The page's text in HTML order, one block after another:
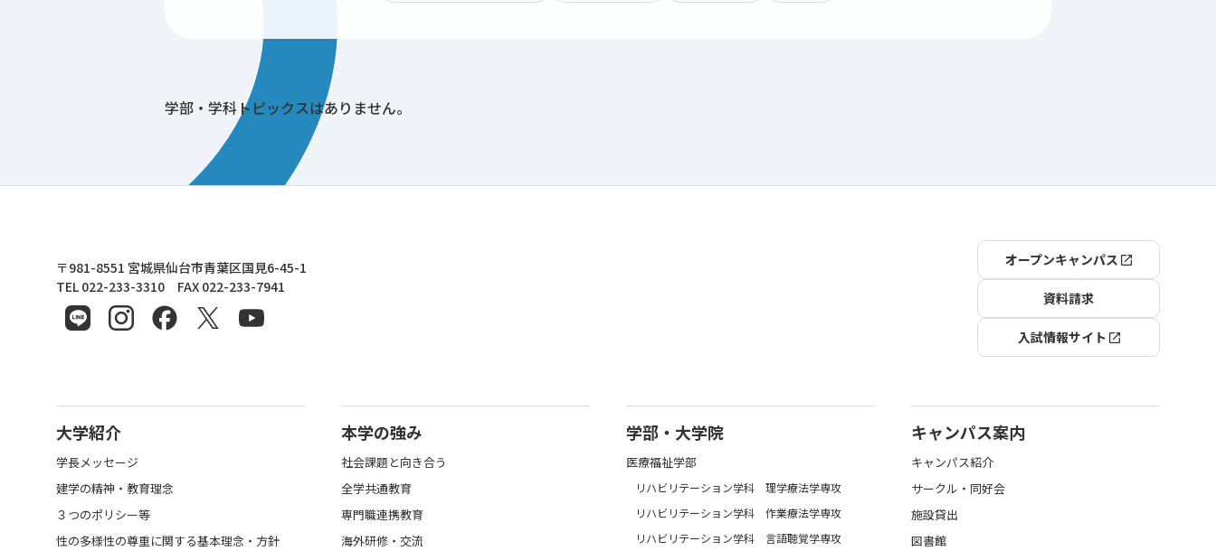
学部・学科トピックスはありません。
東北文化学園大学
〒981-8551 宮城県仙台市青葉区国見6-45-1
TEL 022-233-3310 FAX 022-233-7941
オープンキャンパス
資料請求
入試情報サイト
大学紹介
学長メッセージ
建学の精神・教育理念
３つのポリシー等
性の多様性の尊重に関する基本理念・方針
本学の強み
社会課題と向き合う
全学共通教育
専門職連携教育
海外研修・交流
学部・大学院
医療福祉学部
リハビリテーション学科 理学療法学専攻
リハビリテーション学科 作業療法学専攻
リハビリテーション学科 言語聴覚学専攻
キャンパス案内
キャンパス紹介
サークル・同好会
施設貸出
図書館